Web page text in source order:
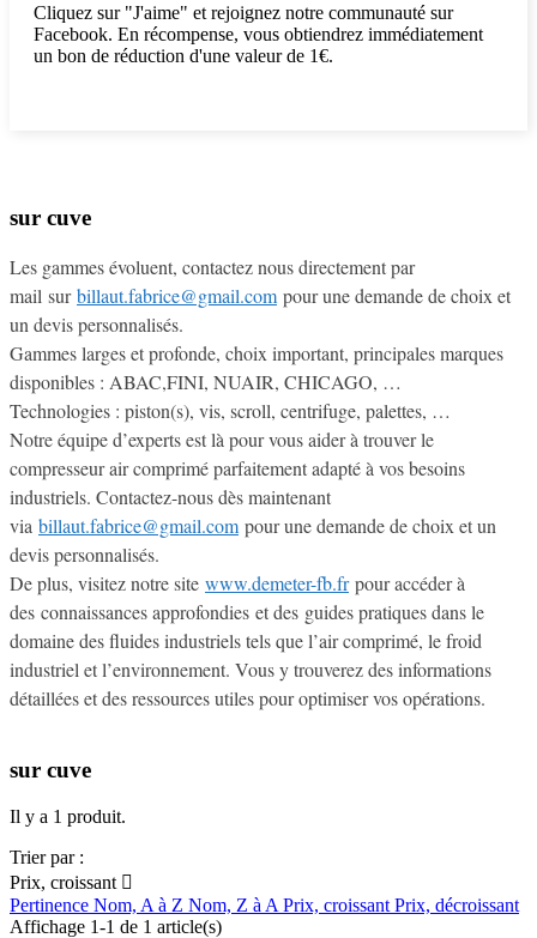
Cliquez sur "J'aime" et rejoignez notre communauté sur
Facebook. En récompense, vous obtiendrez immédiatement
un bon de réduction d'une valeur de 1€.
sur cuve
Les gammes évoluent, contactez nous directement par
mail surbillaut.fabrice@gmail.com pour une demande de choix et
un devis personnalisés.
Gammes larges et profonde, choix important, principales marques
disponibles : ABAC,FINI, NUAIR, CHICAGO, …
Technologies : piston(s), vis, scroll, centrifuge, palettes, …
Notre équipe d’experts est là pour vous aider à trouver le
compresseur air comprimé parfaitement adapté à vos besoins
industriels. Contactez-nous dès maintenant
via billaut.fabrice@gmail.com pour une demande de choix et un
devis personnalisés.
De plus, visitez notre site www.demeter-fb.frpour accéder à
des connaissances approfondies et des guides pratiques dans le
domaine des fluides industriels tels que l’air comprimé, le froid
industriel et l’environnement. Vous y trouverez des informations
détaillées et des ressources utiles pour optimiser vos opérations.
sur cuve
Il y a 1 produit.
Trier par :
Prix, croissant 
Pertinence Nom, A à Z Nom, Z à A Prix, croissant Prix, décroissant
Affichage 1-1 de 1 article(s)